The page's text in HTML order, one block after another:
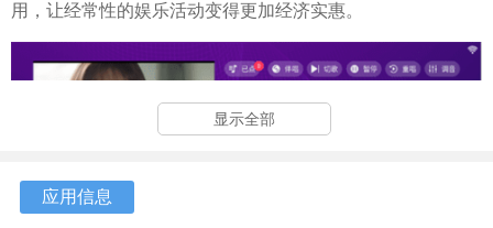
用，让经常性的娱乐活动变得更加经济实惠。
显示全部
应用信息